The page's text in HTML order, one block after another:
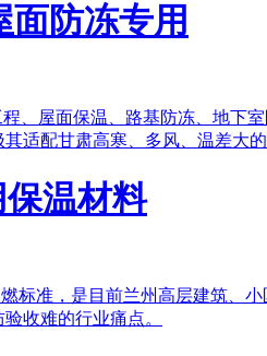
防冻专用
、屋面保温、路基防冻、地下
适配甘肃高寒、多风、温差大的
温材料​
准，是目前兰州高层建筑、
收难的行业痛点。